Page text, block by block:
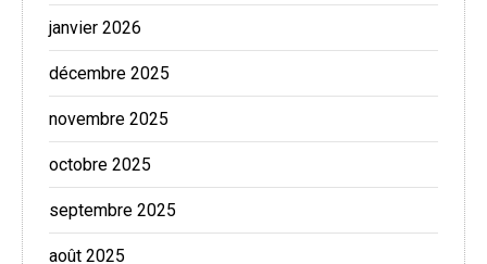
janvier 2026
décembre 2025
novembre 2025
octobre 2025
septembre 2025
août 2025